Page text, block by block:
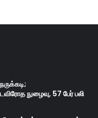
நுழைவு, 57 பேர் பலி